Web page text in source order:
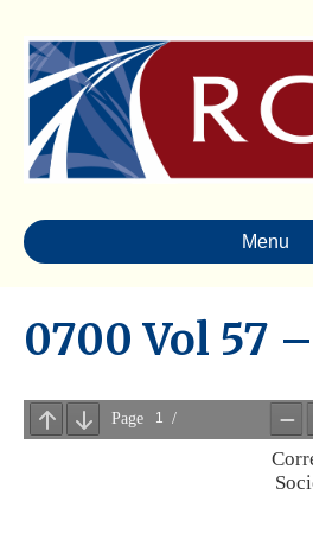
Menu
0700 Vol 57